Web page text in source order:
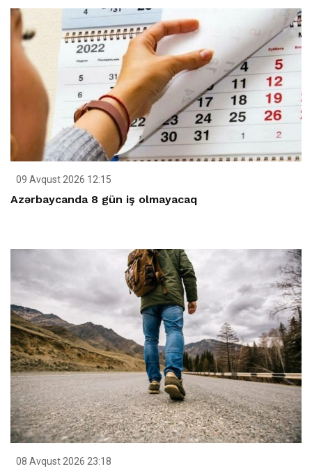
09 Avqust 2026 12:15
Azərbaycanda 8 gün iş olmayacaq
08 Avqust 2026 23:18